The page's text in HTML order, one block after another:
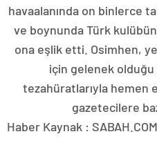
havaalanında on binlerce
ve boynunda Türk
ona eşlik etti. Osimhen,
için gelenek
tezahüratlarıyla hemen
gazetecilere
Haber Kaynak :